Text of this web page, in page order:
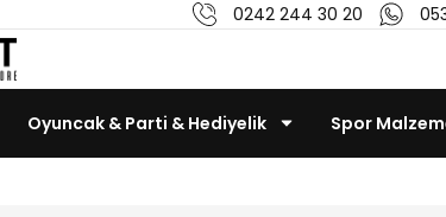
0242 244 30 20
Oyuncak & Parti & Hediyelik Spor